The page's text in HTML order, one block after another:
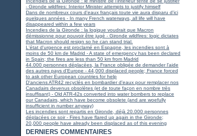
- Gironde wildfires: Interior Minister attempts to justify himself
Dans de nombreux cours d'eaux français toute vie aura disparu d'ici
quelques années - In many French waterways, all life will have
disappeared within a few years
Incendies de la Gironde : la logique voudrait que Macron
démissionne pour pouvoir être jugé - Gironde wildfires: logic dictates
that Macron should resign so he can stand trial.
L'état d'urgence est proclamé en Espagne, les incendies sont à
moins de 50 km de Madrid - A state of emergency has been declared
in Spain; the fires are less than 50 km from Madrid
44.000 personnes déplacées, la France obligée de demander l'aide
des autres pays d'Europe - 44,000 displaced people; France forced
to ask other European countries for help
D'anciens ATR42 recyclés en bombardier d'eaux pour remplacer nos
Canadairs devenus obsolètes (et de toute façon en nombre très
insuffisant) - Old ATR-42s converted into water bombers to replace
our Canadairs, which have become obsolete (and are woefully
insufficient in number anyway)
Les incendies sont repartis en Gironde, déjà 20.000 personnes
déplacées ce soir - Fires have flared up again in the Gironde;
20,000 people have already been displaced as of this evening
DERNIERS COMMENTAIRES